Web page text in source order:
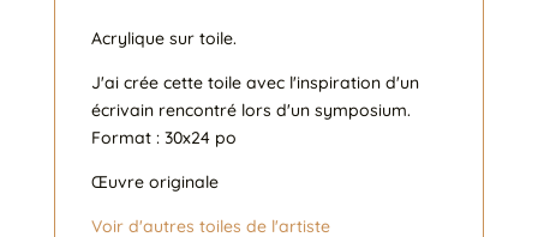
Acrylique sur toile.
J'ai crée cette toile avec l'inspiration d'un
écrivain rencontré lors d'un symposium.
Format : 30x24 po
Œuvre originale
Voir d'autres toiles de l'artiste